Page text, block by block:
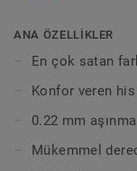
evinizdeki tüm
çözümüdür.
zemininizin temiz
ANA ÖZELLİKLER
En çok satan
Konfor veren his
0.22 mm
Mükemmel